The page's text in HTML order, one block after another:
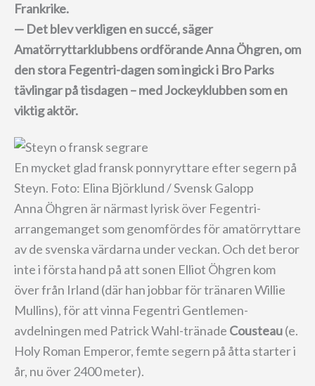
Frankrike.
— Det blev verkligen en succé, säger
Amatörryttarklubbens ordförande Anna Öhgren, om
den stora Fegentri-dagen som ingick i Bro Parks
tävlingar på tisdagen – med Jockeyklubben som en
viktig aktör.
En mycket glad fransk ponnyryttare efter segern på
Steyn. Foto: Elina Björklund / Svensk Galopp
Anna Öhgren är närmast lyrisk över Fegentri-
arrangemanget som genomfördes för amatörryttare
av de svenska värdarna under veckan. Och det beror
inte i första hand på att sonen Elliot Öhgren kom
över från Irland (där han jobbar för tränaren Willie
Mullins), för att vinna Fegentri Gentlemen-
avdelningen med Patrick Wahl-tränade Cousteau(e.
Holy Roman Emperor, femte segern på åtta starter i
år, nu över 2400 meter).